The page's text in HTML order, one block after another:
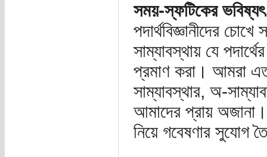
সময়-স্ফটিকের ভবিষ্যৎ
পদার্থবিজ্ঞানীদের
সাম্যাবস্থায় যে
প্রমাণ করা। আমরা
সাম্যাবস্থার, অ-
আমাদের প্রায়
নিয়ে গবেষণার সুযোগ